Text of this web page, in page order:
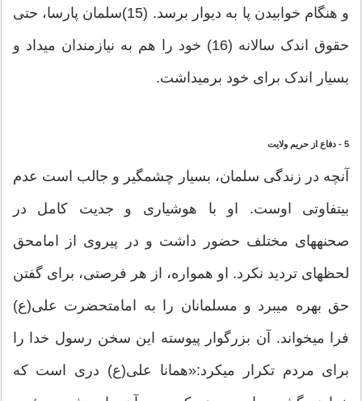
و هنگام خوابیدن پا به دیوار برسد. (15)سلمان پارسا، حتی
حقوق اندک سالانه (16) خود را هم به نیازمندان می‏داد و
بسیار اندک برای خود برمی‏داشت.
5 - دفاع از حریم ولایت
آنچه در زندگی سلمان، بسیار چشمگیر و جالب است عدم
بی‏تفاوتی اوست. او با هوشیاری و جدیت کامل در
صحنه‏های مختلف حضور داشت و در پیروی از امام‏حق
لحظه‏ای تردید نکرد. او همواره، از هر فرصتی، برای گفتن
حق بهره می‏برد و مسلمانان را به امامت‏حضرت علی(ع)
فرا می‏خواند. آن بزرگوار پیوسته این سخن رسول خدا را
برای مردم تکرار می‏کرد:«همانا علی(ع) دری است که